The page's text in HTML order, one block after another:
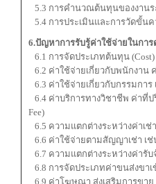
5.3 การคำนวณต้นทุนของงานร
5.4 การประเมินและการวัดขั้น
6.ปัญหาการรับรู้ค่าใช้จ่ายในการ
6.1 การจัดประเภทต้นทุน
6.2 ค่าใช้จ่ายเกี่ยวกับพนักงาน
6.3 ค่าใช้จ่ายเกี่ยวกับกรรมกา
6.4 ค่าบริการทางวิชาชีพ ค่าที่ป
Fee)
6.5 ความแตกต่างระหว่างค่าเ
6.6 ค่าใช้จ่ายตามสัญญาเช่า เช่
6.7 ความแตกต่างระหว่างค่ารั
6.8 การจัดประเภทค่าขนส่งขา
6.9 ค่าโฆษณา ส่งเสริมการขา